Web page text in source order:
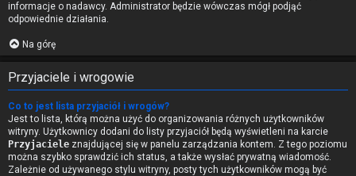
informacje o nadawcy. Administrator będzie wówczas mógł podjąć
odpowiednie działania.
Na górę
Przyjaciele i wrogowie
Co to jest lista przyjaciół i wrogów?
Jest to lista, którą można użyć do organizowania różnych użytkowników
witryny. Użytkownicy dodani do listy przyjaciół będą wyświetleni na karcie
Przyjaciele znajdującej się w panelu zarządzania kontem. Z tego poziomu
można szybko sprawdzić ich status, a także wysłać prywatną wiadomość.
Zależnie od używanego stylu witryny, posty tych użytkowników mogą być